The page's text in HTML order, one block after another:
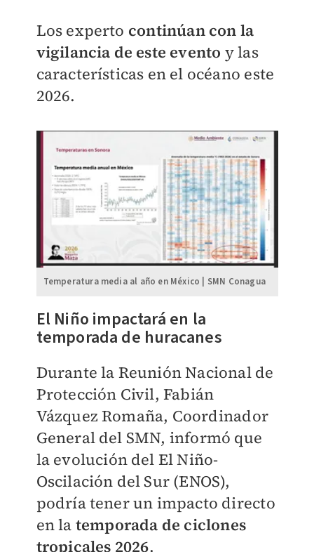
Los experto continúan con la
vigilancia de este evento y las
características en el océano este
2026.
Temperatura media al año en México | SMN Conagua
El Niño impactará en la
temporada de huracanes
Durante la Reunión Nacional de
Protección Civil, Fabián
Vázquez Romaña, Coordinador
General del SMN, informó que
la evolución del El Niño-
Oscilación del Sur (ENOS),
podría tener un impacto directo
en la temporada de ciclones
tropicales 2026.